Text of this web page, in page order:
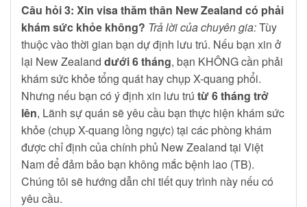
Câu hỏi 3: Xin visa thăm thân New Zealand có phải
khám sức khỏe không? Trả lời của chuyên gia:Tùy
thuộc vào thời gian bạn dự định lưu trú. Nếu bạn xin ở
lại New Zealand dưới 6 tháng, bạn KHÔNG cần phải
khám sức khỏe tổng quát hay chụp X-quang phổi.
Nhưng nếu bạn có ý định xin lưu trú từ 6 tháng trở
lên, Lãnh sự quán sẽ yêu cầu bạn thực hiện khám sức
khỏe (chụp X-quang lồng ngực) tại các phòng khám
được chỉ định của chính phủ New Zealand tại Việt
Nam để đảm bảo bạn không mắc bệnh lao (TB).
Chúng tôi sẽ hướng dẫn chi tiết quy trình này nếu có
yêu cầu.